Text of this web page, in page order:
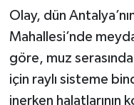
Olay, dün
Mahallesi’nde
göre, muz
için raylı sisteme
inerken halatlarının